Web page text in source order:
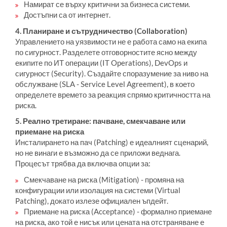
Намират се върху критични за бизнеса системи.
Достъпни са от интернет.
4. Планиране и сътрудничество (Collaboration)
Управлението на уязвимости не е работа само на екипа
по сигурност. Разделете отговорностите ясно между
екипите по ИТ операции (IT Operations), DevOps и
сигурност (Security). Създайте споразумение за ниво на
обслужване (SLA - Service Level Agreement), в което
определете времето за реакция спрямо критичността на
риска.
5. Реално третиране: пачване, смекчаване или
приемане на риска
Инсталирането на пач (Patching) е идеалният сценарий,
но не винаги е възможно да се приложи веднага.
Процесът трябва да включва опции за:
Смекчаване на риска (Mitigation) - промяна на
конфигурации или изолация на системи (Virtual
Patching), докато излезе официален ъпдейт.
Приемане на риска (Acceptance) - формално приемане
на риска, ако той е нисък или цената на отстраняване е